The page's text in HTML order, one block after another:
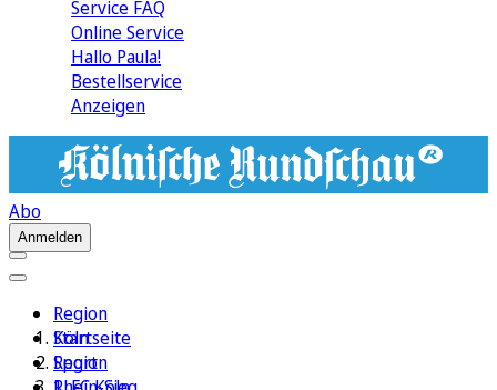
Service FAQ
Online Service
Hallo Paula!
Bestellservice
Anzeigen
Abo
Anmelden
Region
Köln
Sport
Startseite
Region